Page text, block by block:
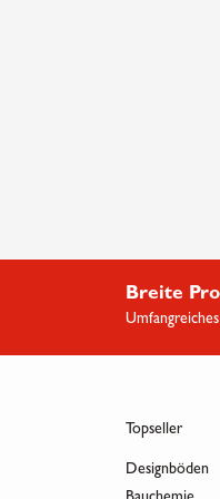
Breite
Topseller
Designböden